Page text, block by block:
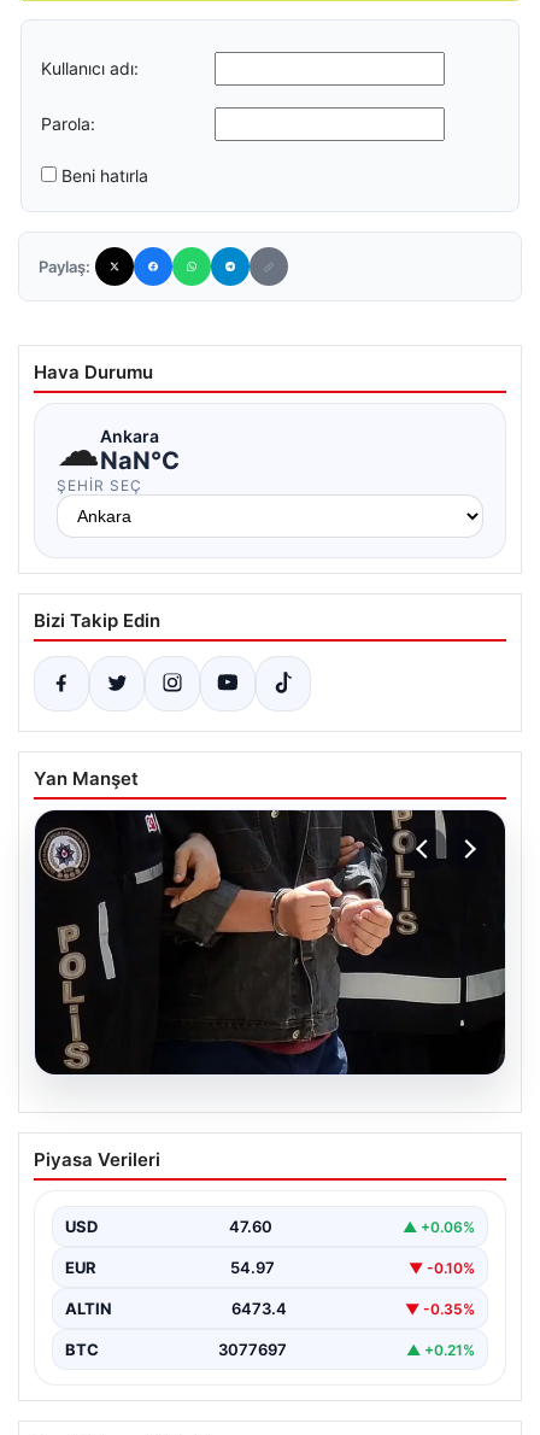
Kullanıcı adı:
Parola:
Beni hatırla
Paylaş:
Hava Durumu
☁Ankara
NaN°C
ŞEHIR SEÇ
Bizi Takip Edin
Yan Manşet
05.08.2026
İzmir’de Baba-Oğul Cinayeti: Baba
Tutuklandı
67 yaşındaki Selçuk A., oğluna karşı çıkan…
Piyasa Verileri
USD 47.60 ▲ +0.06%
EUR 54.97 ▼ -0.10%
ALTIN 6473.4 ▼ -0.35%
BTC 3077697 ▲ +0.21%